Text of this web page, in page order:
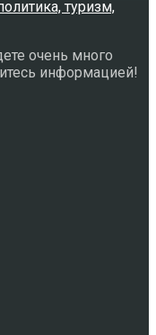
очень много
информацией!